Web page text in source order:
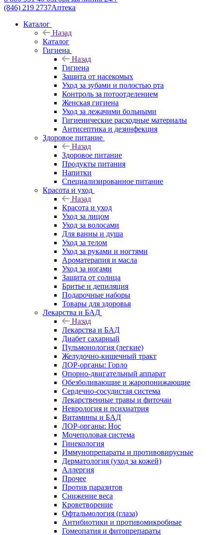
(846) 219 2737Аптека
Каталог
Назад
Каталог
Гигиена
Назад
Гигиена
Защита от насекомых
Уход за зубами и полостью рта
Контроль за потоотделением
Женская гигиена
Уход за лежачими больными
Гигиенические расходные материалы
Антисептика и дезинфекция
Здоровое питание
Назад
Здоровое питание
Продукты питания
Напитки
Специализированное питание
Красота и уход
Назад
Красота и уход
Уход за лицом
Уход за волосами
Для ванны и душа
Уход за телом
Уход за руками и ногтями
Ароматерапия и масла
Уход за ногами
Защита от солнца
Бритье и депиляция
Подарочные наборы
Товары для здоровья
Лекарства и БАД
Назад
Лекарства и БАД
Диабет сахарный
Пульмонология (легкие)
Желудочно-кишечный тракт
ЛОР-органы: Горло
Опорно-двигательный аппарат
Обезболивающие и жаропонижающие
Сердечно-сосудистая система
Лекарственные травы и фиточаи
Неврология и психиатрия
Витамины и БАД
ЛОР-органы: Нос
Мочеполовая система
Гинекология
Иммунопрепараты и противовирусные
Дерматология (уход за кожей)
Аллергия
Прочее
Против паразитов
Снижение веса
Кроветворение
Офтальмология (глаза)
Антибиотики и противомикробные
Гомеопатия и фитопрепараты